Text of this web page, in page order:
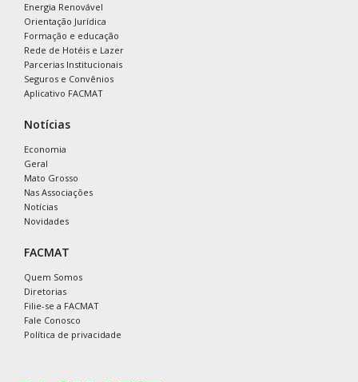
Energia Renovável
Orientação Jurídica
Formação e educação
Rede de Hotéis e Lazer
Parcerias Institucionais
Seguros e Convênios
Aplicativo FACMAT
Notícias
Economia
Geral
Mato Grosso
Nas Associações
Notícias
Novidades
FACMAT
Quem Somos
Diretorias
Filie-se a FACMAT
Fale Conosco
Política de privacidade